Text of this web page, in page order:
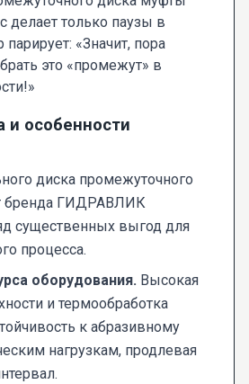
делает только паузы в
«Значит, пора
это «промежут» в
и особенности
диска промежуточного
бренда ГИДРАВЛИК
существенных выгод для
процесса.
оборудования. Высокая
и термообработка
к абразивному
нагрузкам, продлевая